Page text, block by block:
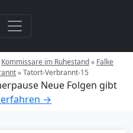
Kommissare im Ruhestand» Falke
»Tatort-Verbrannt-15
Neue Folgen gibt
→